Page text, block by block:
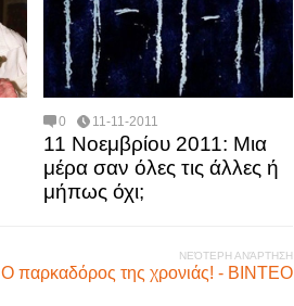
0 11-11-2011
11 Νοεμβρίου 2011: Μια
μέρα σαν όλες τις άλλες ή
μήπως όχι;
ΝΕΌΤΕΡΗ ΑΝΆΡΤΗΣΗ
Ο παρκαδόρος της χρονιάς! - BINTEO